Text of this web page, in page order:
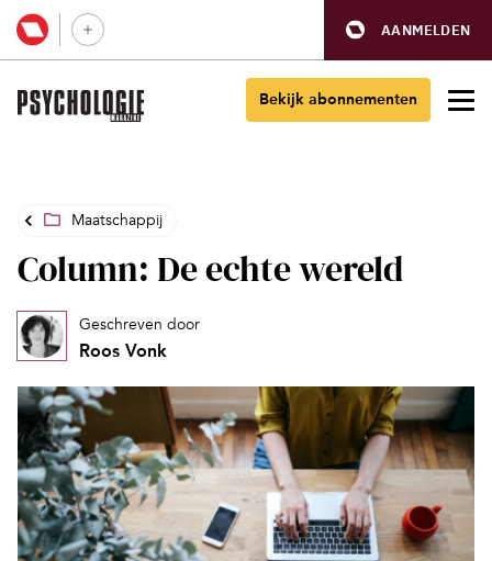
AANMELDEN
Bekijk abonnementen
Maatschappij
Column: De echte wereld
Geschreven door
Roos Vonk